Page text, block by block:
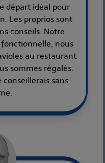
départ idéal pour
Les proprios sont
conseils. Notre
nous
au restaurant
sommes régalés.
sans